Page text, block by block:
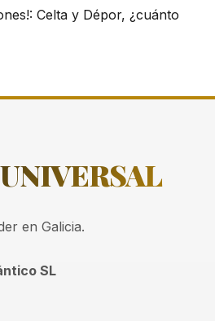
Celta y Dépor, ¿cuánto
UNIVERSAL
en Galicia.
SL